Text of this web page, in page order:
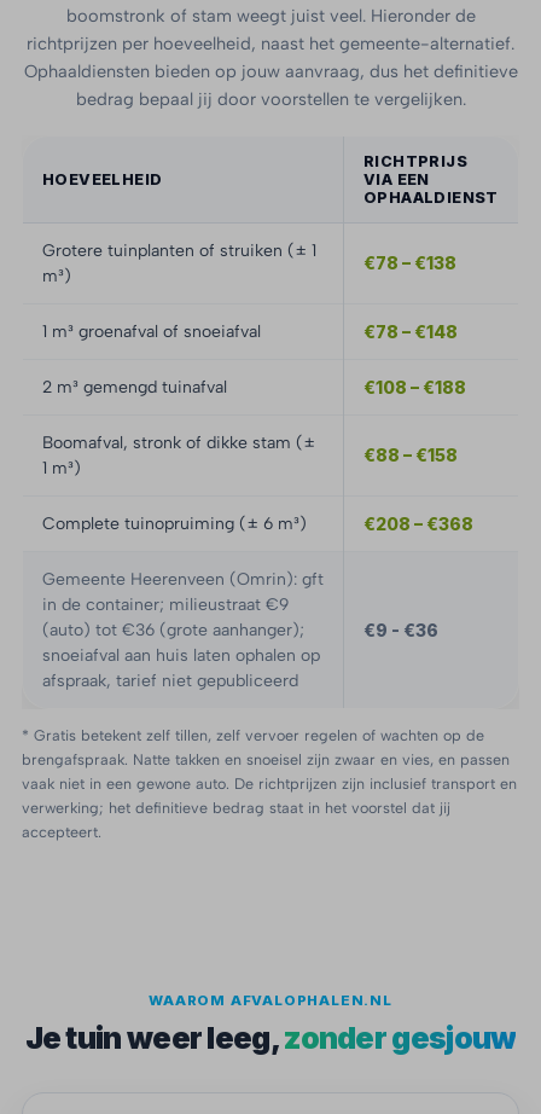
boomstronk of stam weegt juist veel. Hieronder de
richtprijzen per hoeveelheid, naast het gemeente-alternatief.
Ophaaldiensten bieden op jouw aanvraag, dus het definitieve
bedrag bepaal jij door voorstellen te vergelijken.
HOEVEELHEID
RICHTPRIJS
VIA EEN
OPHAALDIENST
Grotere tuinplanten of struiken (± 1
m³)
€78 – €138
1 m³ groenafval of snoeiafval €78 – €148
2 m³ gemengd tuinafval €108 – €188
Boomafval, stronk of dikke stam (±
1 m³)
€88 – €158
Complete tuinopruiming (± 6 m³) €208 – €368
Gemeente Heerenveen (Omrin): gft
in de container; milieustraat €9
(auto) tot €36 (grote aanhanger);
snoeiafval aan huis laten ophalen op
afspraak, tarief niet gepubliceerd
€9 - €36
* Gratis betekent zelf tillen, zelf vervoer regelen of wachten op de
brengafspraak. Natte takken en snoeisel zijn zwaar en vies, en passen
vaak niet in een gewone auto. De richtprijzen zijn inclusief transport en
verwerking; het definitieve bedrag staat in het voorstel dat jij
accepteert.
WAAROM AFVALOPHALEN.NL
Je tuin weer leeg,zonder gesjouw